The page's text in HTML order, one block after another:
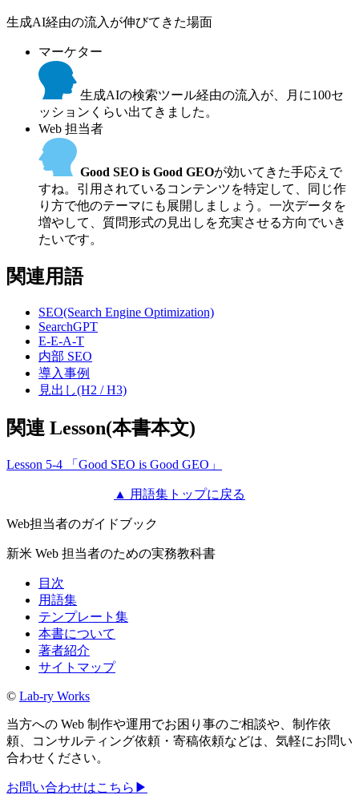
生成AI経由の流入が伸びてきた場面
マーケター
生成AIの検索ツール経由の流入が、月に100セ
ッションくらい出てきました。
Web 担当者
Good SEO is Good GEOが効いてきた手応えで
すね。引用されているコンテンツを特定して、同じ作
り方で他のテーマにも展開しましょう。一次データを
増やして、質問形式の見出しを充実させる方向でいき
たいです。
関連用語
SEO(Search Engine Optimization)
SearchGPT
E-E-A-T
内部 SEO
導入事例
見出し(H2 / H3)
関連 Lesson(本書本文)
Lesson 5-4 「Good SEO is Good GEO」
▲ 用語集トップに戻る
Web担当者のガイドブック
新米 Web 担当者のための実務教科書
目次
用語集
テンプレート集
本書について
著者紹介
サイトマップ
© Lab-ry Works
当方への Web 制作や運用でお困り事のご相談や、制作依
頼、コンサルティング依頼・寄稿依頼などは、気軽にお問い
合わせください。
お問い合わせはこちら ▶